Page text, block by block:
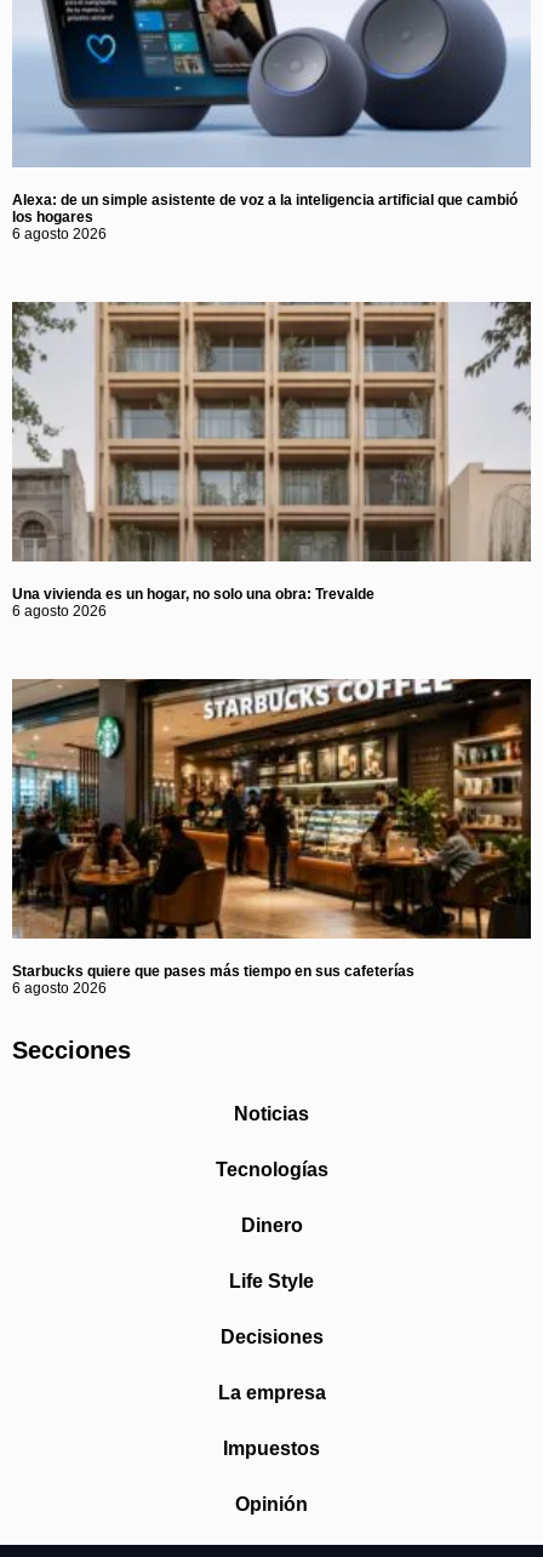
Alexa: de un simple asistente de voz a la inteligencia artificial que cambió
los hogares
6 agosto 2026
Una vivienda es un hogar, no solo una obra: Trevalde
6 agosto 2026
Starbucks quiere que pases más tiempo en sus cafeterías
6 agosto 2026
Secciones
Noticias
Tecnologías
Dinero
Life Style
Decisiones
La empresa
Impuestos
Opinión